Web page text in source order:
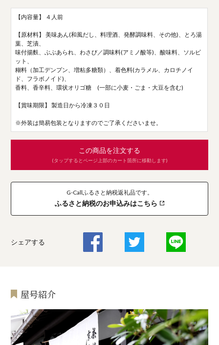
【内容量】 ４人前
【原材料】 美味あん(和風だし、料理酒、発酵調味料、その他)、とろ湯
葉、芝漬、
味付揚麩、ぶぶあられ、わさび／調味料(アミノ酸等)、酸味料、ソルビ
ット、
糊料（加工デンプン、増粘多糖類）、着色料(カラメル、カロチノイ
ド、フラボノイド)、
香料、香辛料、環状オリゴ糖 (一部に小麦・ごま・大豆を含む)
【賞味期限】 製造日から冷凍３０日
※外装は簡易包装となりますのでご了承くださいませ。
この商品を注文する
(タップするとページ上部のカート箇所に移動します)
G-Callふるさと納税返礼品です。
ふるさと納税のお申込みはこちら
シェアする
屋号紹介